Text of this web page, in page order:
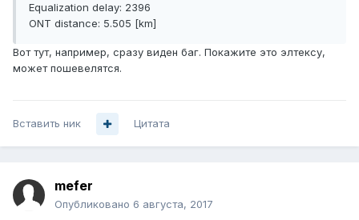
Equalization delay: 2396
ONT distance: 5.505 [km]
Вот тут, например, сразу виден баг. Покажите это элтексу,
может пошевелятся.
Вставить ник Цитата
mefer
Опубликовано 6 августа, 2017